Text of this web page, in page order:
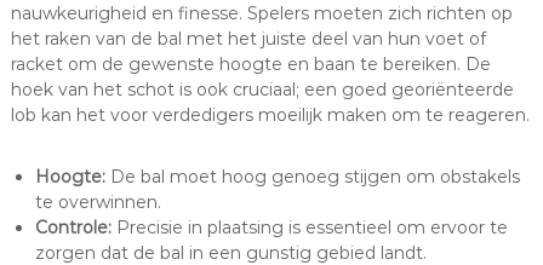
nauwkeurigheid en finesse. Spelers moeten zich richten op
het raken van de bal met het juiste deel van hun voet of
racket om de gewenste hoogte en baan te bereiken. De
hoek van het schot is ook cruciaal; een goed georiënteerde
lob kan het voor verdedigers moeilijk maken om te reageren.
Hoogte:De bal moet hoog genoeg stijgen om obstakels
te overwinnen.
Controle:Precisie in plaatsing is essentieel om ervoor te
zorgen dat de bal in een gunstig gebied landt.